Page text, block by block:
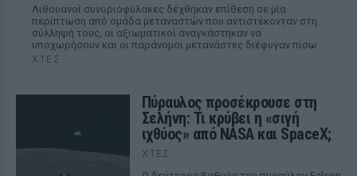
Λιθουανοί συνοριοφύλακες δέχθηκαν επίθεση σε μία
περίπτωση από ομάδα μεταναστών που αντιστέκονταν στη
σύλληψή τους, οι αξιωματικοί αναγκάστηκαν να
υποχωρήσουν και οι παράνομοι μετανάστες διέφυγαν πίσω
ΧΤΕΣ
Πύραυλος προσέκρουσε στη
Σελήνη: Τι κρύβει η «σιγή
ιχθύος» από NASA και SpaceX;
ΧΤΕΣ